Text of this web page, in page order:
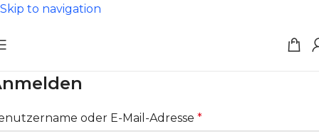
Skip to navigation
oder E-Mail-Adresse *